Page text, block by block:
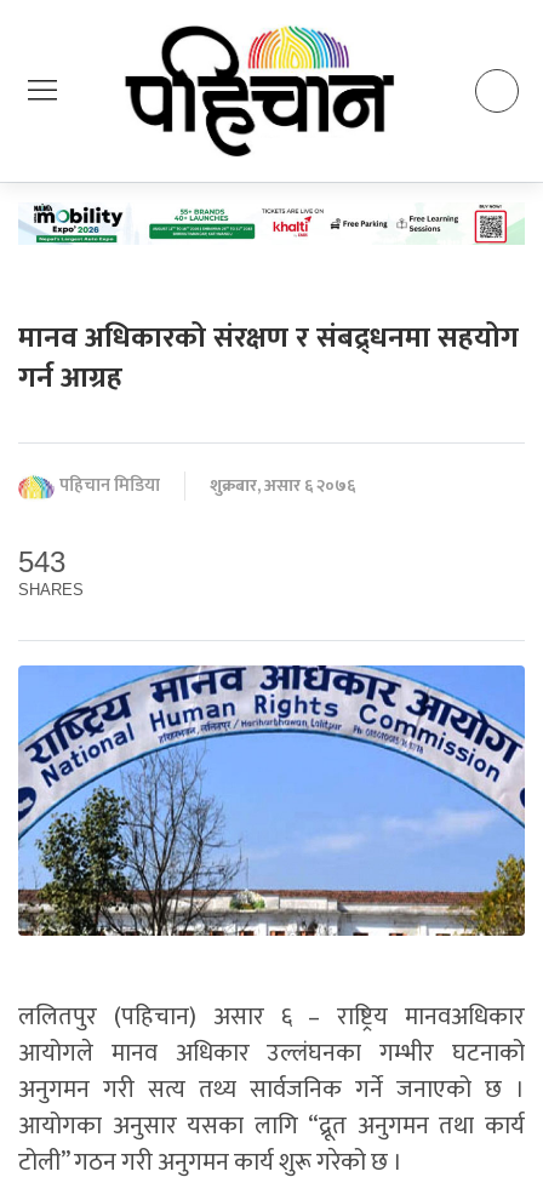
मानव अधिकारको संरक्षण र संबद्र्धनमा सहयोग
गर्न आग्रह
पहिचान मिडिया शुक्रबार, असार ६ २०७६
543
SHARES
ललितपुर (पहिचान) असार ६ – राष्ट्रिय मानवअधिकार
आयोगले मानव अधिकार उल्लंघनका गम्भीर घटनाको
अनुगमन गरी सत्य तथ्य सार्वजनिक गर्ने जनाएको छ ।
आयोगका अनुसार यसका लागि “द्रूत अनुगमन तथा कार्य
टोली” गठन गरी अनुगमन कार्य शुरू गरेको छ ।